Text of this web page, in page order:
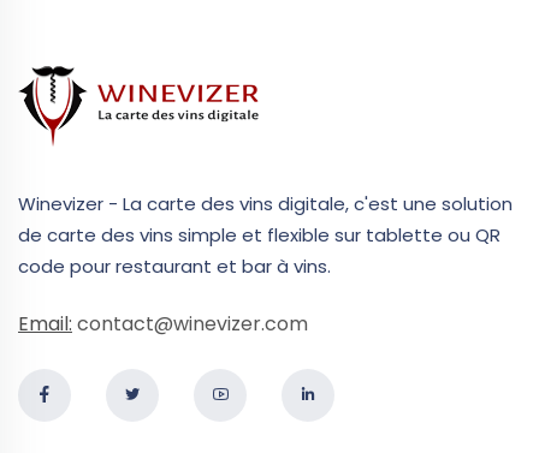
Winevizer - La carte des vins digitale, c'est une solution
de carte des vins simple et flexible sur tablette ou QR
code pour restaurant et bar à vins.
Email: contact@winevizer.com